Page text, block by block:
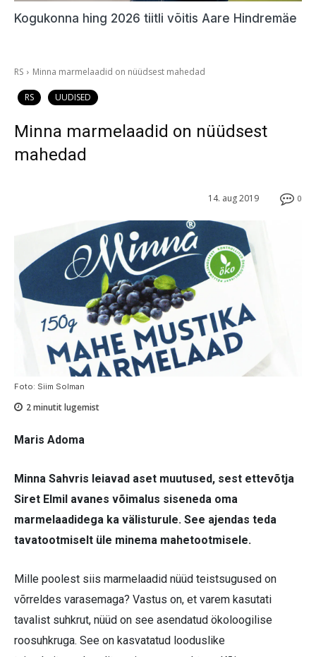
Kogukonna hing 2026 tiitli võitis Aare Hindremäe